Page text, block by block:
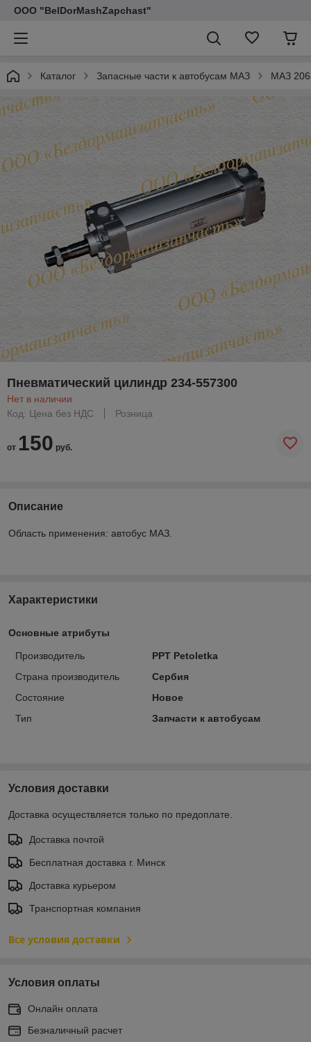
ООО "BelDorMashZapchast"
Каталог Запасные части к автобусам МАЗ МАЗ 206
Пневматический цилиндр 234-557300
Нет в наличии
Код: Цена без НДС
Розница
от 150 руб.
Описание
Область применения: автобус МАЗ.
Характеристики
Основные атрибуты
Производитель
PPT Petoletka
Страна производитель
Сербия
Состояние
Новое
Тип
Запчасти к автобусам
Условия доставки
Доставка осуществляется только по предоплате.
Доставка почтой
Бесплатная доставка г. Минск
Доставка курьером
Транспортная компания
Все условия доставки
Условия оплаты
Онлайн оплата
Безналичный расчет